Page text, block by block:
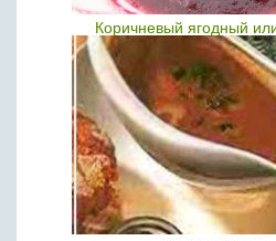
Коричневый ягодный